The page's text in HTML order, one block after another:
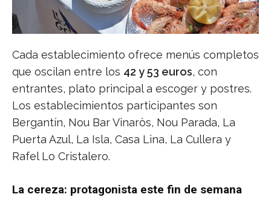
Cada establecimiento ofrece menús completos
que oscilan entre los 42 y 53 euros, con
entrantes, plato principal a escoger y postres.
Los establecimientos participantes son
Bergantín, Nou Bar Vinaròs, Nou Parada, La
Puerta Azul, La Isla, Casa Lina, La Cullera y
Rafel Lo Cristalero.
La cereza: protagonista este fin de semana